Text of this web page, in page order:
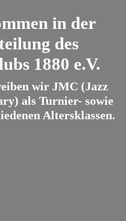
in der
des
1880 e.V.
wir JMC (Jazz
als Turnier- sowie
Altersklassen.